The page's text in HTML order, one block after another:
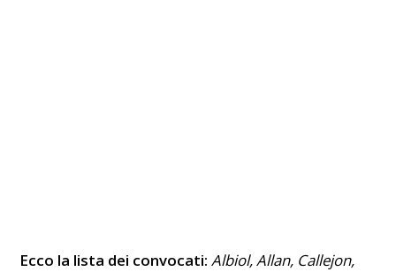
Ecco la lista dei convocati: Albiol, Allan, Callejon,